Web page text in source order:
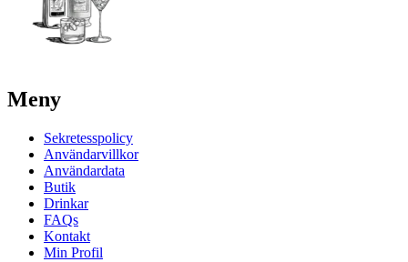
Meny
Sekretesspolicy
Användarvillkor
Användardata
Butik
Drinkar
FAQs
Kontakt
Min Profil